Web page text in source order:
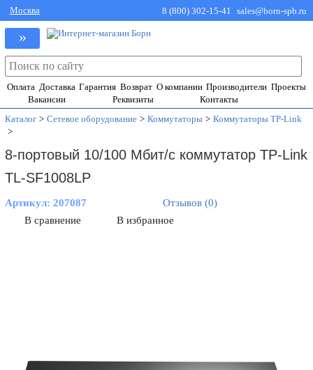
Москва 8 (800) 302-15-41 sales@born-spb.ru
»
Оплата Доставка Гарантия Возврат О компании Производители Проекты
Вакансии
Реквизиты
Контакты
Каталог > Сетевое оборудование > Коммутаторы > Коммутаторы TP-Link
>
8-портовый 10/100 Мбит/с коммутатор TP-Link
TL-SF1008LP
Артикул:207087
Отзывов (0)
В сравнение
В избранное